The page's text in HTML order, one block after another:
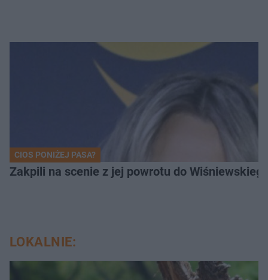
CIOS PONIŻEJ PASA?
Zakpili na scenie z jej powrotu do
LOKALNIE: